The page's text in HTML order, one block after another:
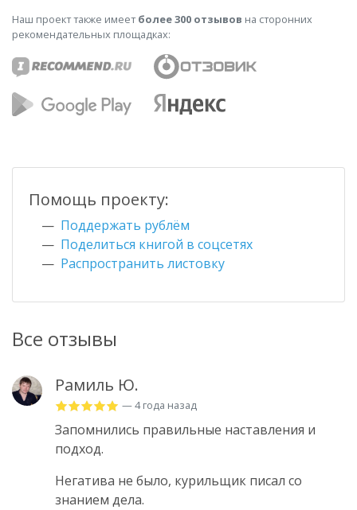
Все отзывы
Рамиль Ю.
— 4 года назад
Запомнились правильные наставления и
подход.
Негатива не было, курильщик писал со
знанием дела.
Наш проект также имеетболее 300 отзывов на сторонних
рекомендательных площадках:
Помощь проекту:
Поддержать рублём
Поделиться книгой в соцсетях
Распространить листовку